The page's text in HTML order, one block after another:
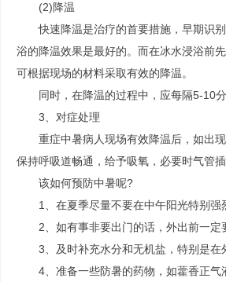
(2)降温
快速降温是治疗的首要措施，早期识别
浴的降温效果是最好的。而在冰水浸浴前
可根据现场的材料采取有效的降温。
同时，在降温的过程中，应每隔5-10分
3、对症处理
重症中暑病人现场有效降温后，如出现
保持呼吸道畅通，给予吸氧，必要时气管插
该如何预防中暑呢?
1、在夏季尽量不要在中午阳光特别强
2、如有事非要出门的话，外出前一定
3、及时补充水分和无机盐，特别是在
4、准备一些防暑的药物，如藿香正气